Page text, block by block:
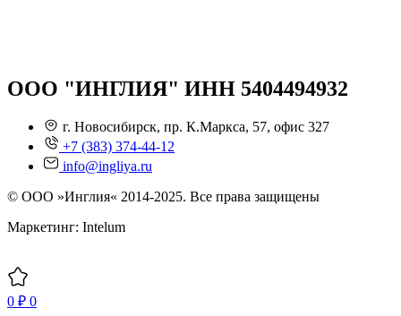
ООО "ИНГЛИЯ" ИНН 5404494932
г. Новосибирск, пр. К.Маркса, 57, офис 327
+7 (383) 374-44-12
info@ingliya.ru
© ООО »Инглия« 2014-2025. Все права защищены
Маркетинг: Intelum
0 ₽ 0